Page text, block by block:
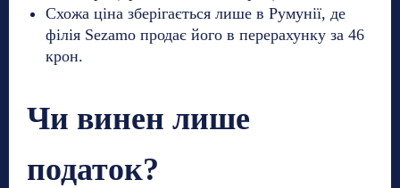
Схожа ціна зберігається лише в Румунії, де
філія Sezamo продає його в перерахунку за 46
крон.
Чи винен лише
податок?